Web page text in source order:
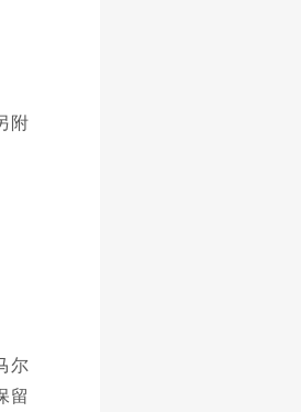
附
尔
留